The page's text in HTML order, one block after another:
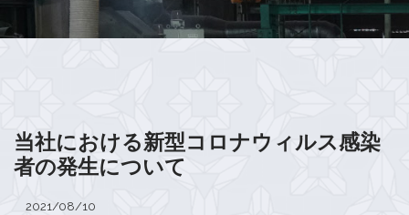
当社における新型コロナウィルス感染
者の発生について
2021/08/10